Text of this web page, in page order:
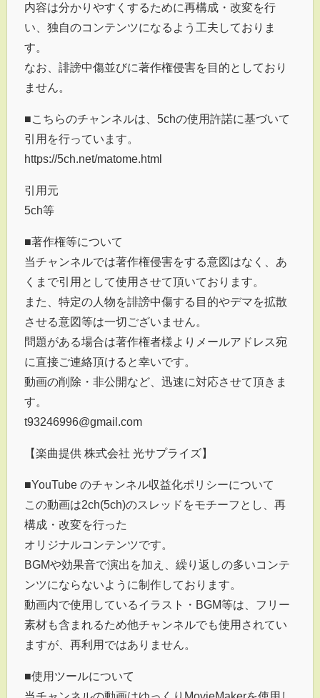
内容は分かりやすくするために再構成・改変を行
い、独自のコンテンツになるよう工夫しておりま
す。
なお、誹謗中傷並びに著作権侵害を目的としており
ません。
■こちらのチャンネルは、5chの使用許諾に基づいて
引用を行っています。
https://5ch.net/matome.html
引用元
5ch等
■著作権等について
当チャンネルでは著作権侵害をする意図はなく、あ
くまで引用として使用させて頂いております。
また、特定の人物を誹謗中傷する目的やデマを拡散
させる意図等は一切ございません。
問題がある場合は著作権者様よりメールアドレス宛
に直接ご連絡頂けると幸いです。
動画の削除・非公開など、迅速に対応させて頂きま
す。
t93246996@gmail.com
【楽曲提供 株式会社 光サプライズ】
■YouTube のチャンネル収益化ポリシーについて
この動画は2ch(5ch)のスレッドをモチーフとし、再
構成・改変を行った
オリジナルコンテンツです。
BGMや効果音で演出を加え、繰り返しの多いコンテ
ンツにならないように制作しております。
動画内で使用しているイラスト・BGM等は、フリー
素材も含まれるため他チャンネルでも使用されてい
ますが、再利用ではありません。
■使用ツールについて